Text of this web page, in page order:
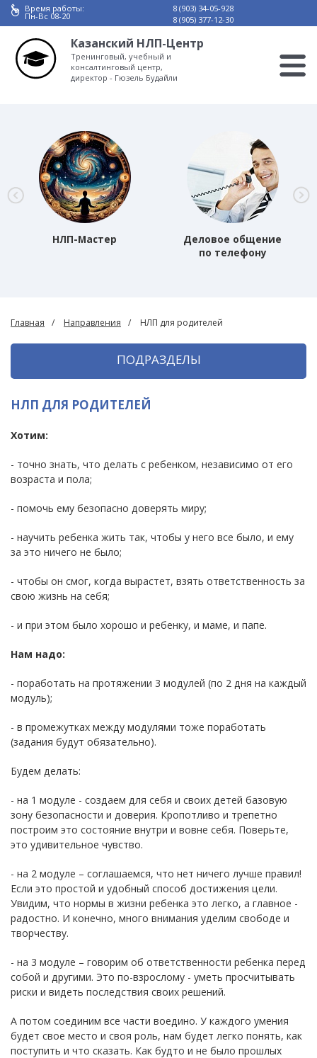
Время работы:
Пн-Вс 08-20
8 (903) 34-05-928
8 (905) 377-12-30
Казанский НЛП-Центр
Тренинговый, учебный и
консалтинговый центр,
директор - Гюзель Будайли
НЛП-Мастер
Деловое общение
по телефону
Главная Направления НЛП для родителей
ПОДРАЗДЕЛЫ
НЛП ДЛЯ РОДИТЕЛЕЙ
Хотим:
- точно знать, что делать с ребенком, независимо от его
возраста и пола;
- помочь ему безопасно доверять миру;
- научить ребенка жить так, чтобы у него все было, и ему
за это ничего не было;
- чтобы он смог, когда вырастет, взять ответственность за
свою жизнь на себя;
- и при этом было хорошо и ребенку, и маме, и папе.
Нам надо:
- поработать на протяжении 3 модулей (по 2 дня на каждый
модуль);
- в промежутках между модулями тоже поработать
(задания будут обязательно).
Будем делать:
- на 1 модуле - создаем для себя и своих детей базовую
зону безопасности и доверия. Кропотливо и трепетно
построим это состояние внутри и вовне себя. Поверьте,
это удивительное чувство.
- на 2 модуле – соглашаемся, что нет ничего лучше правил!
Если это простой и удобный способ достижения цели.
Увидим, что нормы в жизни ребенка это легко, а главное -
радостно. И конечно, много внимания уделим свободе и
творчеству.
- на 3 модуле – говорим об ответственности ребенка перед
собой и другими. Это по-взрослому - уметь просчитывать
риски и видеть последствия своих решений.
А потом соединим все части воедино. У каждого умения
будет свое место и своя роль, нам будет легко понять, как
поступить и что сказать. Как будто и не было прошлых